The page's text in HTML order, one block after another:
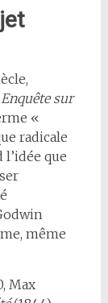
Enquête sur
«
radicale
que
même
Max